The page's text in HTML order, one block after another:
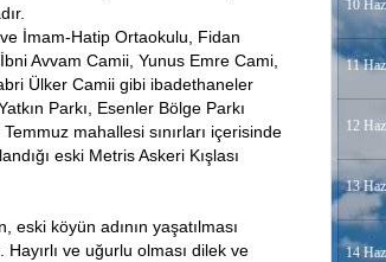
İmam-Hatip Ortaokulu, Fidan
Avvam Camii, Yunus Emre Cami,
Ülker Camii gibi ibadethaneler
Parkı, Esenler Bölge Parkı
mahallesi sınırları içerisinde
eski Metris Askeri Kışlası
eski köyün adının yaşatılması
ve uğurlu olması dilek ve
10
11
12
13
14